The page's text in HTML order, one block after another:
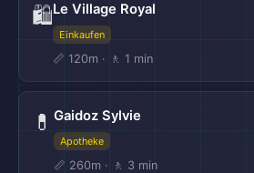
🛍️Le Village Royal
Einkaufen
📏 120m · 🚶 1 min
💊 Gaidoz Sylvie
Apotheke
📏 260m · 🚶 3 min